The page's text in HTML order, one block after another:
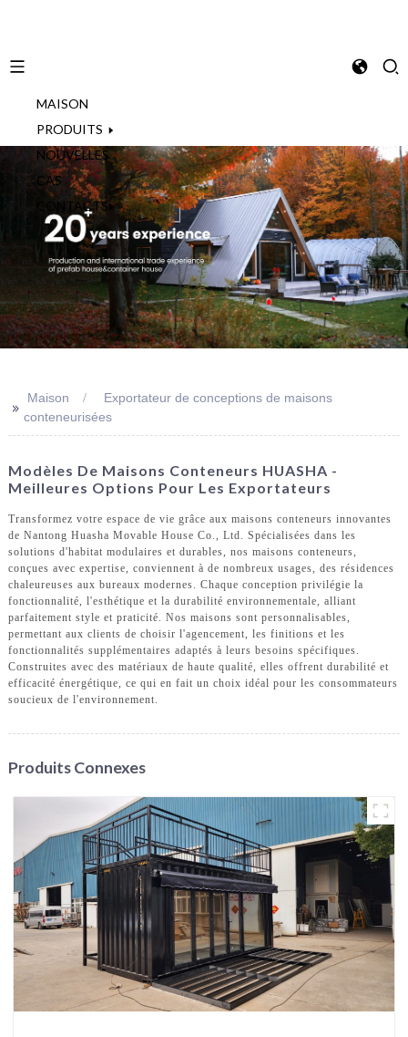
MAISON
PRODUITS
NOUVELLES
CAS
CONTACTS
>> Maison
Exportateur de conceptions de maisons
conteneurisées
Modèles De Maisons Conteneurs HUASHA -
Meilleures Options Pour Les Exportateurs
Transformez votre espace de vie grâce aux maisons conteneurs innovantes
de Nantong Huasha Movable House Co., Ltd. Spécialisées dans les
solutions d'habitat modulaires et durables, nos maisons conteneurs,
conçues avec expertise, conviennent à de nombreux usages, des résidences
chaleureuses aux bureaux modernes. Chaque conception privilégie la
fonctionnalité, l'esthétique et la durabilité environnementale, alliant
parfaitement style et praticité. Nos maisons sont personnalisables,
permettant aux clients de choisir l'agencement, les finitions et les
fonctionnalités supplémentaires adaptés à leurs besoins spécifiques.
Construites avec des matériaux de haute qualité, elles offrent durabilité et
efficacité énergétique, ce qui en fait un choix idéal pour les consommateurs
soucieux de l'environnement.
Produits Connexes